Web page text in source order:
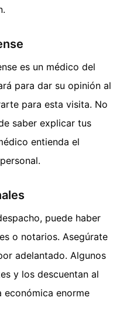
es un médico del
para dar su opinión al
para esta visita. No
saber explicar tus
entienda el
puede haber
o notarios. Asegúrate
adelantado. Algunos
y los descuentan al
económica enorme